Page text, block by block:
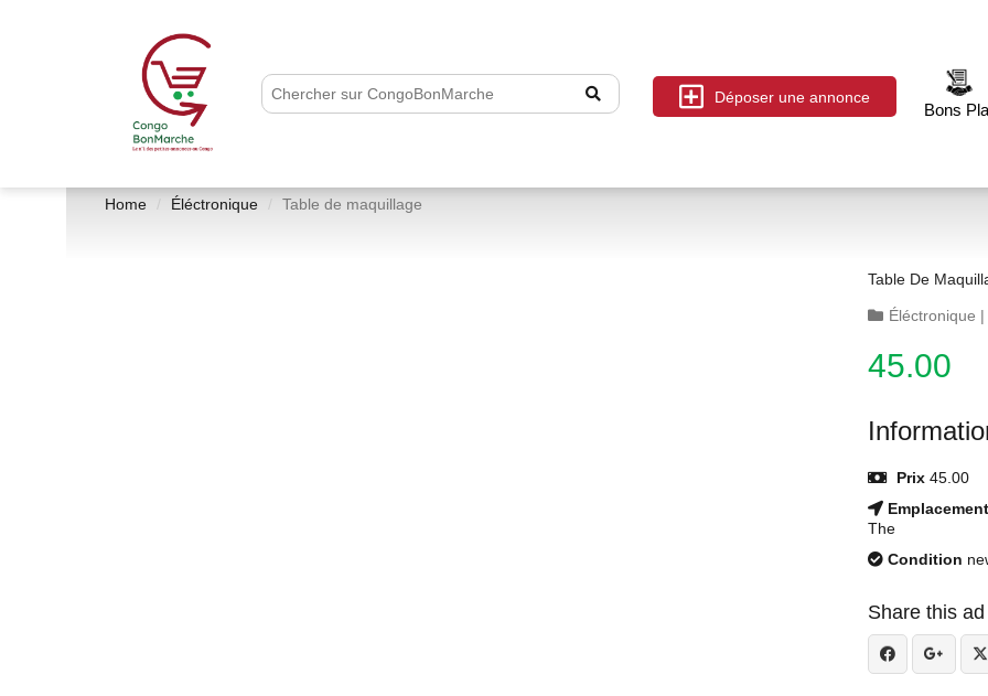
Déposer une annonce
Bons
Home Éléctronique Table de maquillage
Table De
Éléctronique |
45.00
Prix 45.00
Emplacement
The
Condition
Share this ad